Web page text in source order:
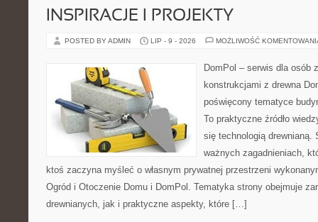
INSPIRACJE I PROJEKTY
POSTED BY ADMIN LIP - 9 - 2026 MOŻLIWOŚĆ
DomPol – serwis dla osób
konstrukcjami z drewna
poświęcony tematyce
To praktyczne źródło
się technologią drewnianą.
ważnych zagadnieniach,
ktoś zaczyna myśleć o własnym prywatnej przestrzeni
Ogród i Otoczenie Domu i DomPol. Tematyka strony obejmuje
drewnianych, jak i praktyczne aspekty, które […]